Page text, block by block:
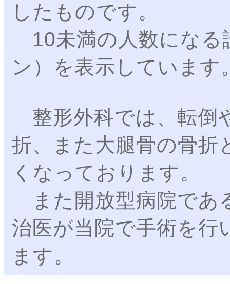
したものです。
10未満の人数になる
ン）を表示しています
整形外科では、転倒
折、また大腿骨の骨折
くなっております。
また開放型病院であ
治医が当院で手術を行
ます。